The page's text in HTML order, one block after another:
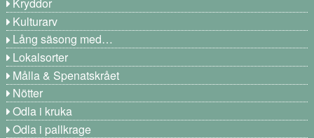
Kryddor
Kulturarv
Lång säsong med…
Lokalsorter
Målla & Spenatskrået
Nötter
Odla i kruka
Odla i pallkrage